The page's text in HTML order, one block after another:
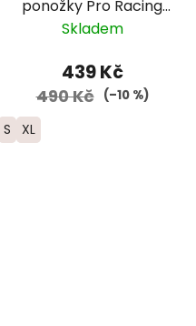
ponožky Pro Racing
Trail - černá/červená
Skladem
439 Kč
490 Kč (–10 %)
S XL